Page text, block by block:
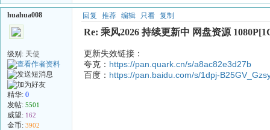
huahua008
级别: 天使
精华: 0
发帖: 5501
威望: 162
金币: 3902
回复 推荐 编辑 只看 复制
Re: 乘风2026 持续更新中 网盘资源
更新失效链接：
夸克： https://pan.quark.cn/s/a8ac82e3d27b
百度： https://pan.baidu.com/s/1dpj-